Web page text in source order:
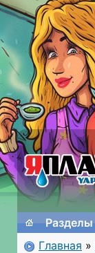
Разделы
Главная »